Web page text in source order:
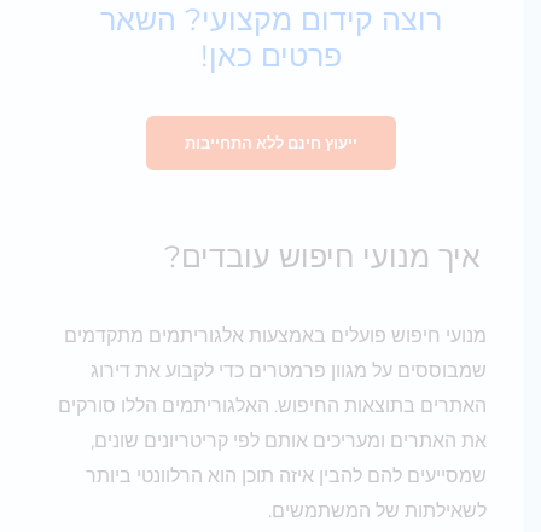
רוצה קידום מקצועי? השאר
פרטים כאן!
ייעוץ חינם ללא התחייבות
איך מנועי חיפוש עובדים?
מנועי חיפוש פועלים באמצעות אלגוריתמים מתקדמים
שמבוססים על מגוון פרמטרים כדי לקבוע את דירוג
האתרים בתוצאות החיפוש. האלגוריתמים הללו סורקים
את האתרים ומעריכים אותם לפי קריטריונים שונים,
שמסייעים להם להבין איזה תוכן הוא הרלוונטי ביותר
לשאילתות של המשתמשים.